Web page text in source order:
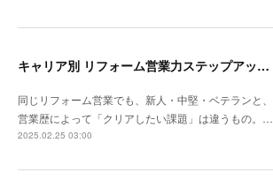
キャリア別 リフォーム営業力ステップアップ計画～リビングサーラ（愛知県豊橋市）山本 亮さん
同じリフォーム営業でも、新人・中堅・ベテランと、
営業歴によって「クリアしたい課題」は違うもの。…
2025.02.25 03:00